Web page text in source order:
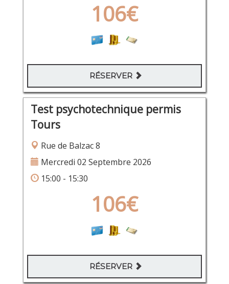
106€
RÉSERVER
Test psychotechnique permis
Tours
Rue de Balzac 8
Mercredi 02 Septembre 2026
15:00 - 15:30
106€
RÉSERVER